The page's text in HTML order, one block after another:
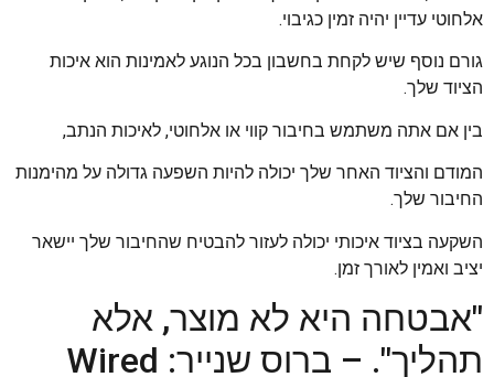
אלחוטי עדיין יהיה זמין כגיבוי.
גורם נוסף שיש לקחת בחשבון בכל הנוגע לאמינות הוא איכות
הציוד שלך.
בין אם אתה משתמש בחיבור קווי או אלחוטי, לאיכות הנתב,
המודם והציוד האחר שלך יכולה להיות השפעה גדולה על מהימנות
החיבור שלך.
השקעה בציוד איכותי יכולה לעזור להבטיח שהחיבור שלך יישאר
יציב ואמין לאורך זמן.
"אבטחה היא לא מוצר, אלא
תהליך". – ברוס שנייר: Wired